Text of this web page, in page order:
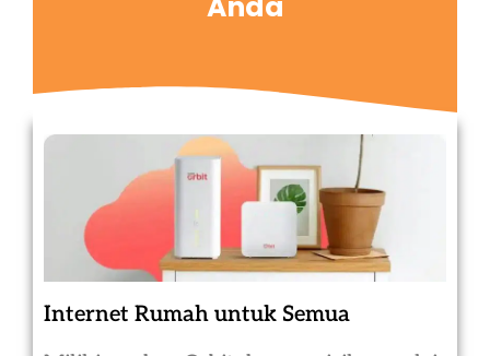
Internet Rumah untuk Semua